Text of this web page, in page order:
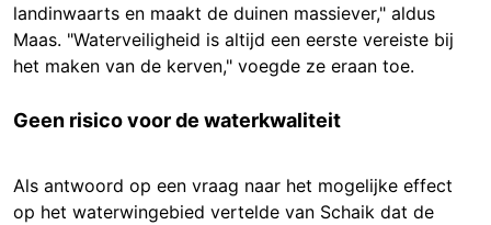
landinwaarts en maakt de duinen massiever," aldus
Maas. "Waterveiligheid is altijd een eerste vereiste bij
het maken van de kerven," voegde ze eraan toe.
Geen risico voor de waterkwaliteit
Als antwoord op een vraag naar het mogelijke effect
op het waterwingebied vertelde van Schaik dat de